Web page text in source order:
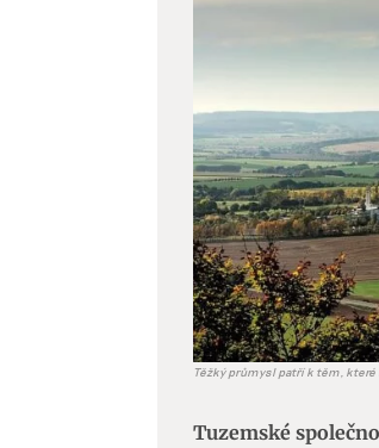
Těžký průmysl patří k těm,
Tuzemské